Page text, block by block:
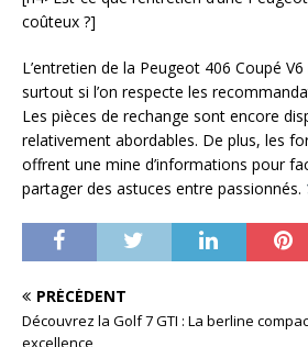
coûteux ?]
L’entretien de la Peugeot 406 Coupé V6
surtout si l’on respecte les
Les pièces de rechange sont encore
relativement abordables. De plus, les
offrent une mine d’informations pour
partager des astuces entre passionnés.
PRÉCÉDENT
Découvrez la Golf 7 GTI : La berline
excellence